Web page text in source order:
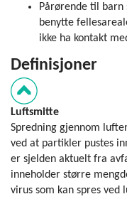
Pårørende til barn
benytte
ikke ha kontakt
Luftsmitte
Spredning gjennom
ved at partikler pustes
er sjelden aktuelt fra
inneholder større
virus som kan spres ved